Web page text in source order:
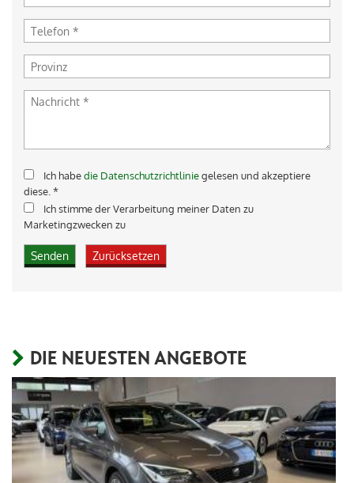
Ich habedie Datenschutzrichtliniegelesen und akzeptiere
diese. *
Ich stimme der Verarbeitung meiner Daten zu
Marketingzwecken zu
DIE NEUESTEN ANGEBOTE